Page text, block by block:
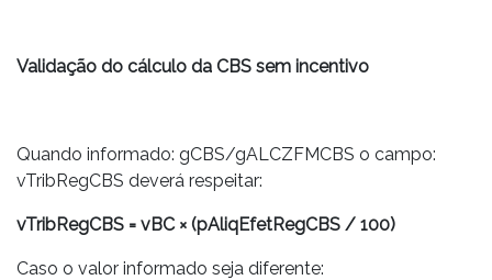
Validação do cálculo da CBS sem incentivo
Quando informado: gCBS/gALCZFMCBS o campo:
vTribRegCBS deverá respeitar:
vTribRegCBS = vBC × (pAliqEfetRegCBS / 100)
Caso o valor informado seja diferente: